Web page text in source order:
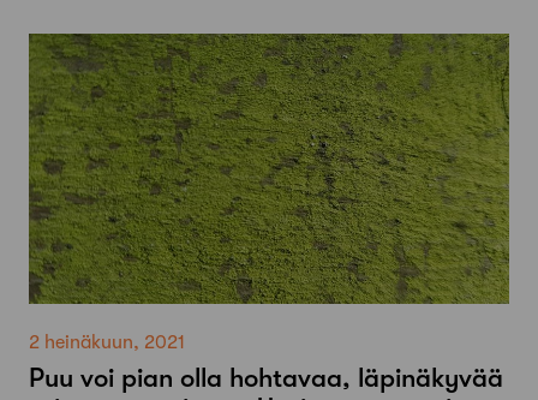
2 heinäkuun, 2021
Puu voi pian olla hohtavaa, läpinäkyvää